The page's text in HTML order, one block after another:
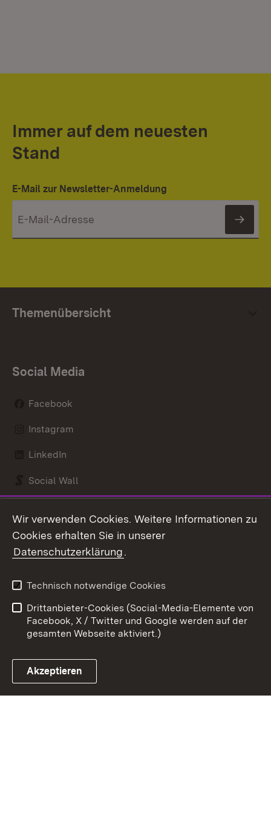
Immer auf dem neuesten
Stand
E-Mail zur Newsletter-Anmeldung
Themenübersicht
Social Media
Facebook
Instagram
LinkedIn
Social Wall
Link zum Landesportal
Kontakt
Barrierefreiheit
Impressum
Cookies
Wir verwenden Cookies. Weitere Informationen zu
Cookies erhalten Sie in unserer
Datenschutzerklärung.
Technisch notwendige Cookies
Drittanbieter-Cookies (Social-Media-Elemente von
Facebook, X / Twitter und Google werden auf der
gesamten Webseite aktiviert.)
Akzeptieren